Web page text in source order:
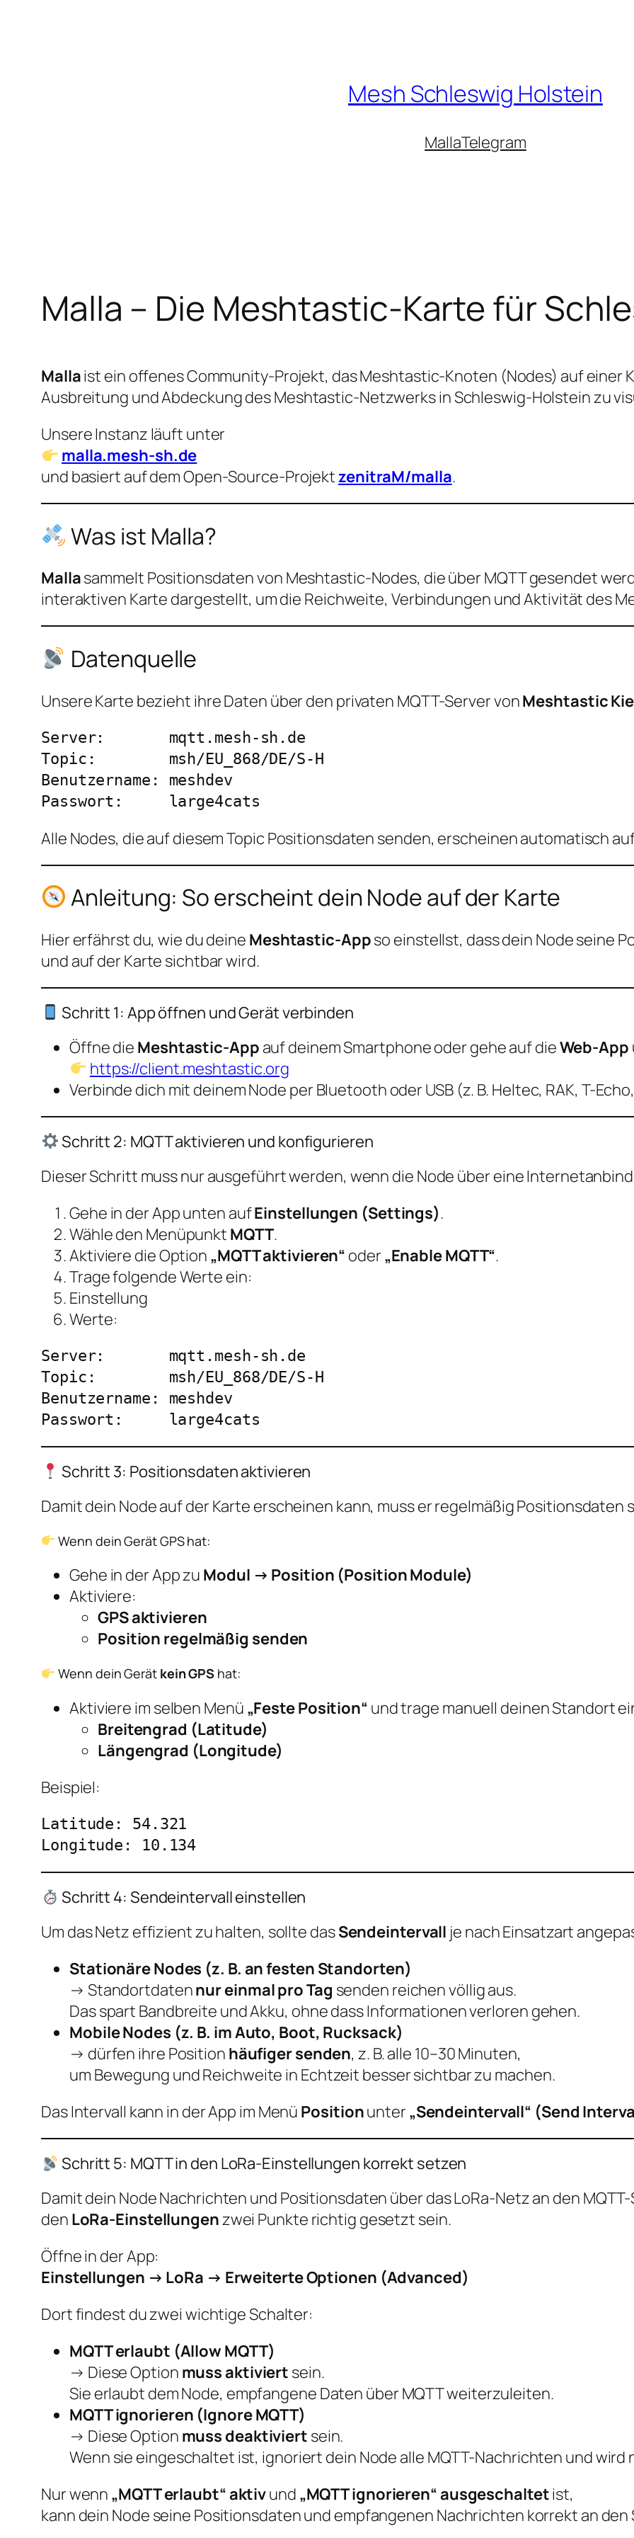
Mesh Schleswig Holstein
MallaTelegram
Malla – Die Meshtastic-Karte für
Mallaist ein offenes Community-Projekt, das Meshtastic-Knoten (Nodes) auf einer
Ausbreitung und Abdeckung des Meshtastic-Netzwerks in Schleswig-Holstein zu
Unsere Instanz läuft unter
malla.mesh-sh.de
und basiert auf dem Open-Source-ProjektzenitraM/malla.
Was ist Malla?
Mallasammelt Positionsdaten von Meshtastic-Nodes, die über MQTT gesendet
interaktiven Karte dargestellt, um die Reichweite, Verbindungen und Aktivität des
Datenquelle
Unsere Karte bezieht ihre Daten über den privaten MQTT-Server vonMeshtastic
Server:       mqtt.mesh-sh.de
Topic:        msh/EU_868/DE/S-H
Benutzername: meshdev
Alle Nodes, die auf diesem Topic Positionsdaten senden, erscheinen automatisch
Anleitung: So erscheint dein Node auf der Karte
Hier erfährst du, wie du deine Meshtastic-Appso einstellst, dass dein Node seine
und auf der Karte sichtbar wird.
Schritt 1: App öffnen und Gerät verbinden
Öffne die Meshtastic-App auf deinem Smartphone oder gehe auf dieWeb-App
https://client.meshtastic.org
Verbinde dich mit deinem Node per Bluetooth oder USB (z. B. Heltec, RAK, T-
Schritt 2: MQTT aktivieren und konfigurieren
Dieser Schritt muss nur ausgeführt werden, wenn die Node über eine
Gehe in der App unten aufEinstellungen (Settings).
Wähle den Menüpunkt MQTT.
Aktiviere die Option „MQTT aktivieren“ oder „Enable MQTT“.
Trage folgende Werte ein:
Einstellung
Werte:
Server:       mqtt.mesh-sh.de
Topic:        msh/EU_868/DE/S-H
Benutzername: meshdev
Schritt 3: Positionsdaten aktivieren
Damit dein Node auf der Karte erscheinen kann, muss er regelmäßig Positionsdaten
Wenn dein Gerät GPS hat:
Gehe in der App zu Modul → Position (Position Module)
Aktiviere:
GPS aktivieren
Position regelmäßig senden
Wenn dein Gerät kein GPS hat:
Aktiviere im selben Menü „Feste Position“ und trage manuell deinen Standort
Breitengrad (Latitude)
Längengrad (Longitude)
Beispiel:
Latitude: 54.321
Schritt 4: Sendeintervall einstellen
Um das Netz effizient zu halten, sollte dasSendeintervall je nach Einsatzart
Stationäre Nodes (z. B. an festen Standorten)
→ Standortdatennur einmal pro Tag senden reichen völlig aus.
Das spart Bandbreite und Akku, ohne dass Informationen verloren gehen.
Mobile Nodes (z. B. im Auto, Boot, Rucksack)
→ dürfen ihre Position häufiger senden, z. B. alle 10–30 Minuten,
um Bewegung und Reichweite in Echtzeit besser sichtbar zu machen.
Das Intervall kann in der App im Menü Positionunter „Sendeintervall“ (Send
Schritt 5: MQTT in den LoRa-Einstellungen korrekt setzen
Damit dein Node Nachrichten und Positionsdaten über das LoRa-Netz an den
den LoRa-Einstellungenzwei Punkte richtig gesetzt sein.
Öffne in der App:
Einstellungen → LoRa → Erweiterte Optionen (Advanced)
Dort findest du zwei wichtige Schalter:
MQTT erlaubt (Allow MQTT)
→ Diese Option muss aktiviert sein.
Sie erlaubt dem Node, empfangene Daten über MQTT weiterzuleiten.
MQTT ignorieren (Ignore MQTT)
→ Diese Option muss deaktiviert sein.
Wenn sie eingeschaltet ist, ignoriert dein Node alle MQTT-Nachrichten und
Nur wenn „MQTT erlaubt“ aktivund „MQTT ignorieren“ ausgeschaltetist,
kann dein Node seine Positionsdaten und empfangenen Nachrichten korrekt an den